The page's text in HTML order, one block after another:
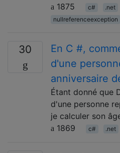
1875
c# .net
nullreferenceexception
30
En C #,
d'une
anniversaire
Étant donné que
d'une personne
je calculer son
1869
c# .net